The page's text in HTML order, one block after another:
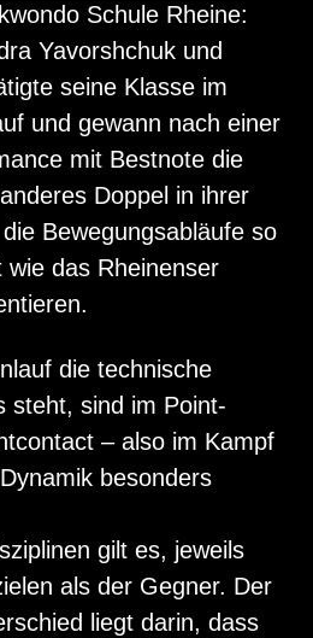
Schule Rheine:
Yavorshchuk und
seine Klasse im
und gewann nach einer
mit Bestnote die
Doppel in ihrer
Bewegungsabläufe so
das Rheinenser
die technische
steht, sind im Point-
– also im Kampf
besonders
gilt es, jeweils
als der Gegner. Der
liegt darin, dass